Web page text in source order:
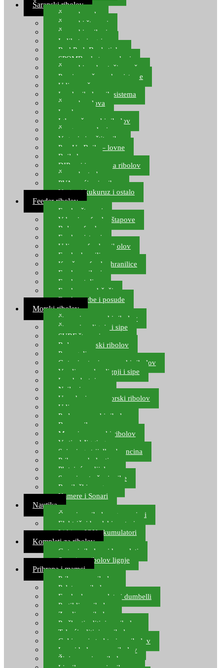
Šaranski ribolov
Šaranske role
Šaranski štapovi
Šaranski najloni
Indikatori ugriza
Rod Pod, Banksticks
SPOMB rakete, markeri
Šaranski podmetači, mreže
Pernice za šaranske sisteme
Udice za šarana, amura
Izrada ribolovnih sistema
Šaranska olova
Leadcore
Igle za šaranski ribolov
Špage, upredenice
Vaganje i zaštita ribe
Pop Up Boile – lovne
Boile lovne
DIP-ovi i arome za ribolov
Šaranske torbe
PVA vrećice i pribor
Umjetni kukuruz i ostalo
Feeder ribolov
Feeder štapovi
Vrhovi za feeder štapove
Role za feeder
Feeder sistemi
Udice za feeder ribolov
Feeder hranilice
Kopče za feeder hranilice
Feeder najloni
Feeder stolice
Feeder arm držači
Feeder torbe i posude
Morski ribolov
Štapovi za morski ribolov
Štapovi za lignje i sipe
SURF štapovi
Role za morski ribolov
Parangali
Gotovi setovi za morski ribolov
Varalice za lov lignji i sipe
Lov hobotnice
Najloni za more
Upredenice za morski ribolov
Udice za more
Perle za morski ribolov
Brum prihrana za more
Mamci za morski ribolov
Vertical Jigging
Spinning strijelke, brancina
Pribor za bolentino
Plutajuća odijela
Sonari za traženje ribe
Ronilački program
Kamere i Sonari
Nautika
Čamci za ribolov, gumenjaci
Električni brodski motori
Lithium ION akumulatori
Kompleti za ribolov
Gotovi ribolovni kompleti
Setovi za ribolov lignje
Prihrana i mamci
Prihrana za ribolov
Pelete za ribolov
Feeder lovne pelete i dumbelli
Partikli za ribolov
Zemlja za ribolov
Praškasti aditivi za ribolov
Tekući aditivi za ribolov
Gel i sprej atraktori za ribolov
Lovni kukuruz za ribolov
Živi mamci za ribolov